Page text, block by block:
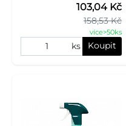
158,53 Kč
103,04 Kč
více>50ks
ks Koupit